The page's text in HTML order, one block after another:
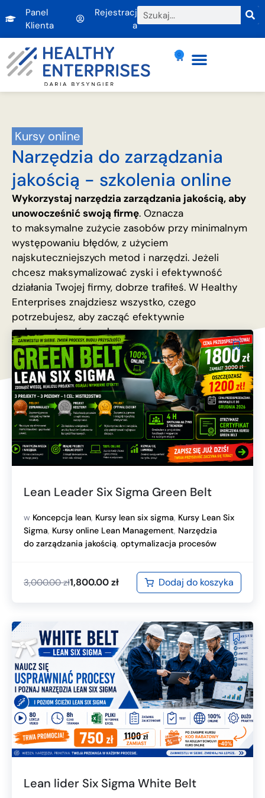
Panel
Klienta
Rejestracj
a
0
Kursy online
Narzędzia do zarządzania
jakością - szkolenia online
Wykorzystaj narzędzia zarządzania jakością, aby
unowocześnić swoją firmę. Oznacza
to maksymalne zużycie zasobów przy minimalnym
występowaniu błędów, z użyciem
najskuteczniejszych metod i narzędzi. Jeżeli
chcesz maksymalizować zyski i efektywność
działania Twojej firmy, dobrze trafiłeś. W Healthy
Enterprises znajdziesz wszystko, czego
potrzebujesz, aby zacząć efektywnie
wykorzystywać zasoby.
Lean Leader Six Sigma Green Belt
w Koncepcja lean, Kursy lean six sigma, Kursy Lean Six
Sigma, Kursy online Lean Management, Narzędzia
do zarządzania jakością, optymalizacja procesów
3,000.00zł1,800.00zł Dodaj do koszyka
Lean lider Six Sigma White Belt